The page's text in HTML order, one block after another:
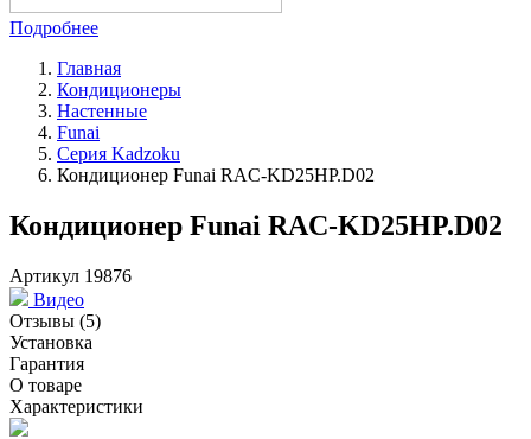
Подробнее
Главная
Кондиционеры
Настенные
Funai
Серия Kadzoku
Кондиционер Funai RAC-KD25HP.D02
Кондиционер Funai RAC-KD25HP.D02
Артикул 19876
Видео
Отзывы (5)
Установка
Гарантия
О товаре
Характеристики